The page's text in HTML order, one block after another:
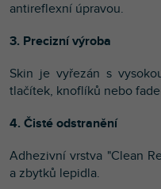
antireflexní úpravou.
3. Precizní výroba
Skin je vyřezán s
tlačítek, knoflíků nebo
4. Čisté odstranění
Adhezivní vrstva "Clean
a zbytků lepidla.